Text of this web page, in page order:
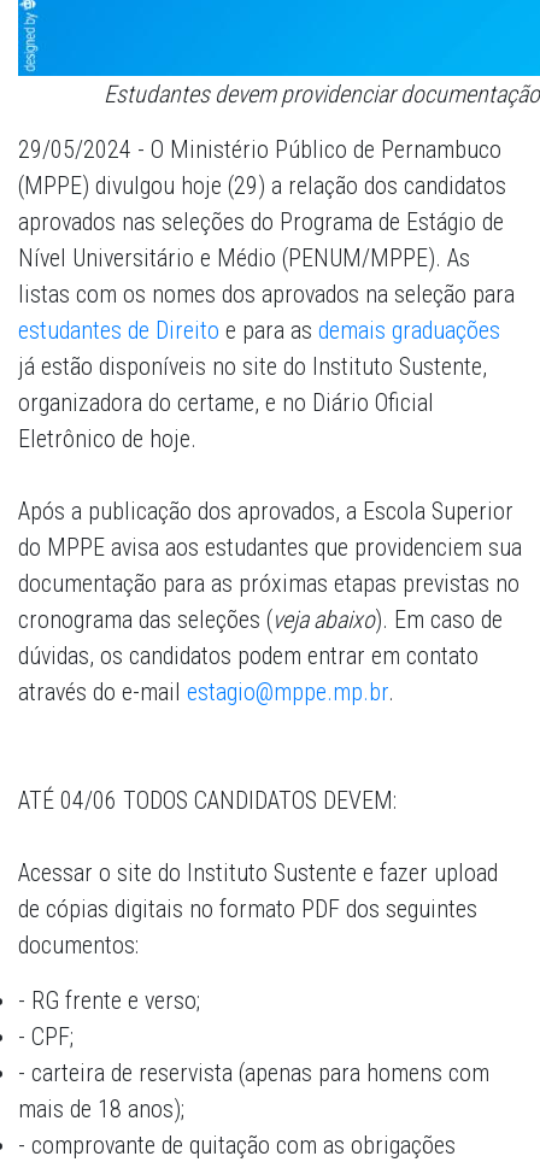
Estudantes devem providenciar
29/05/2024 - O Ministério Público de Pernambuco
(MPPE) divulgou hoje (29) a relação dos candidatos
aprovados nas seleções do Programa de Estágio de
Nível Universitário e Médio (PENUM/MPPE). As
listas com os nomes dos aprovados na seleção para
estudantes de Direito e para as demais graduações
já estão disponíveis no site do Instituto Sustente,
organizadora do certame, e no Diário Oficial
Eletrônico de hoje.
Após a publicação dos aprovados, a Escola Superior
do MPPE avisa aos estudantes que providenciem sua
documentação para as próximas etapas previstas no
cronograma das seleções (veja abaixo). Em caso de
dúvidas, os candidatos podem entrar em contato
através do e-mail estagio@mppe.mp.br.
ATÉ 04/06 TODOS CANDIDATOS DEVEM:
Acessar o site do Instituto Sustente e fazer upload
de cópias digitais no formato PDF dos seguintes
documentos:
- RG frente e verso;
- CPF;
- carteira de reservista (apenas para homens com
mais de 18 anos);
- comprovante de quitação com as obrigações